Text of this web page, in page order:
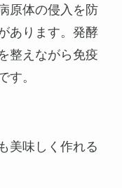
原体の侵入を防
あります。発酵
整えながら免疫
す。
美味しく作れる